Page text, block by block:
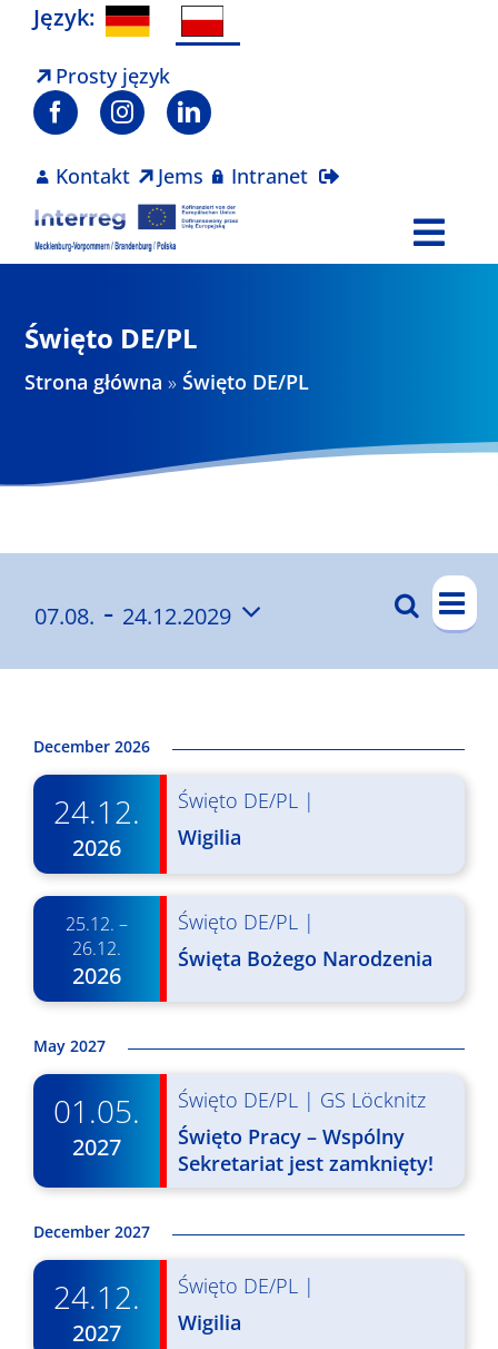
Skip
content
Język:
Prosty język
Kontakt Jems Intranet
Projekty
Święto DE/PL
Strona główna »Święto DE/PL
W
y
a
r
e
n
a
w
i
g
a
c
Szukaj
W
y
d
z
i
o
a
w
07.08. - 24.12.2029
datę.
December 2026
24.12.
2026
Święto DE/PL |
Wigilia
25.12. –
26.12.
2026
Święto DE/PL |
Święta Bożego Narodzenia
May 2027
01.05.
2027
Święto DE/PL | GS Löcknitz
Święto Pracy – Wspólny
Sekretariat jest zamknięty!
December 2027
24.12.
2027
Święto DE/PL |
Wigilia